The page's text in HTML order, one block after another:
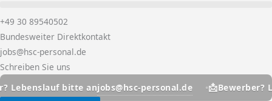
+49 30 89540502
Bundesweiter Direktkontakt
jobs@hsc-personal.de
Schreiben Sie uns
bitte anjobs@hsc-personal.de 📩Bewerber?